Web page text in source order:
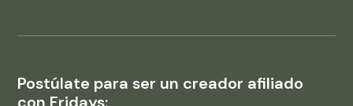
Postúlate para ser un creador afiliado